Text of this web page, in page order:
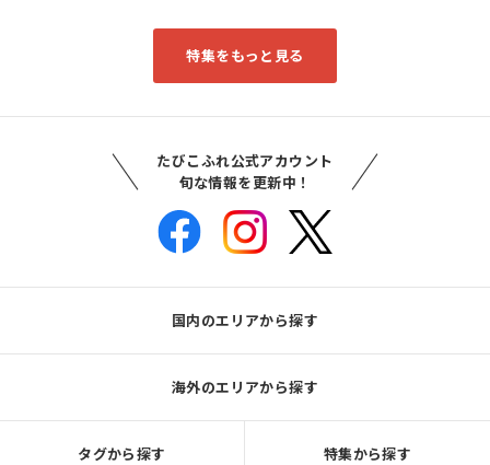
特集をもっと見る
たびこふれ公式アカウント
旬な情報を更新中！
国内のエリアから探す
海外のエリアから探す
タグから探す 特集から探す